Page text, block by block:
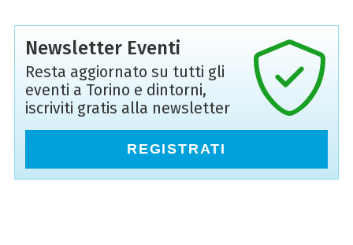
Newsletter Eventi
Resta aggiornato su tutti gli
eventi a Torino e dintorni,
iscriviti gratis alla newsletter
REGISTRATI